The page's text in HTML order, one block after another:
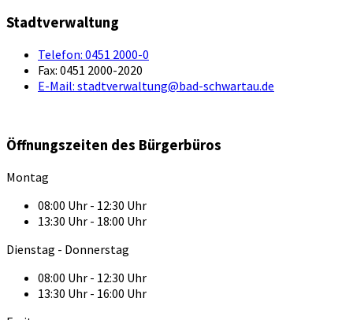
Stadtverwaltung
Telefon: 0451 2000-0
Fax: 0451 2000-2020
E-Mail: stadtverwaltung@bad-schwartau.de
Öffnungszeiten des Bürgerbüros
Montag
08:00 Uhr - 12:30 Uhr
13:30 Uhr - 18:00 Uhr
Dienstag - Donnerstag
08:00 Uhr - 12:30 Uhr
13:30 Uhr - 16:00 Uhr